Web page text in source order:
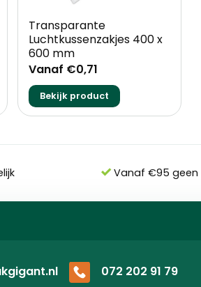
Transparante
Luchtkussenzakjes 400 x
600 mm
Vanaf €0,71
Bekijk product
Vanaf €95 geen
072 202 91 79